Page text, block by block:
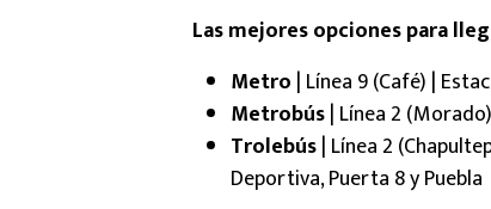
Las mejores opciones para
Metro | Línea 9 (Café) |
Metrobús| Línea 2
Trolebús| Línea 2
Deportiva, Puerta 8 y Puebla